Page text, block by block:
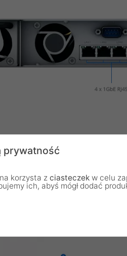
danymi
o obsłudze małych
kopii zapasowych danych
prywatność
korzysta z ciasteczek w celu
ich, abyś mógł dodać